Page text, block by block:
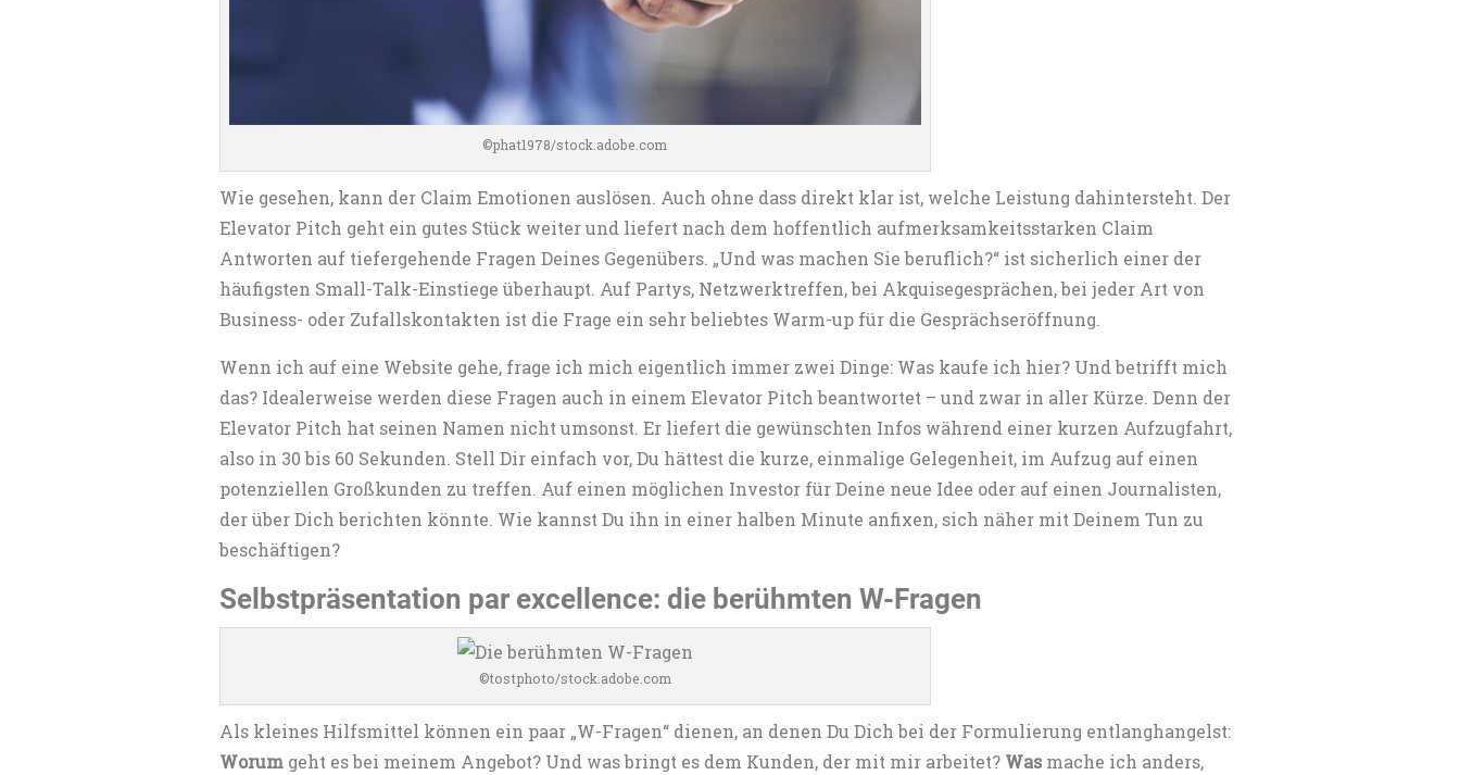
©phat1978/stock.adobe.com
Wie gesehen, kann der Claim Emotionen auslösen. Auch ohne dass direkt klar ist, welche Leistung dahintersteht. Der
Elevator Pitch geht ein gutes Stück weiter und liefert nach dem hoffentlich aufmerksamkeitsstarken Claim
Antworten auf tiefergehende Fragen Deines Gegenübers. „Und was machen Sie beruflich?“ ist sicherlich einer der
häufigsten Small-Talk-Einstiege überhaupt. Auf Partys, Netzwerktreffen, bei Akquisegesprächen, bei jeder Art von
Business- oder Zufallskontakten ist die Frage ein sehr beliebtes Warm-up für die Gesprächseröffnung.
Wenn ich auf eine Website gehe, frage ich mich eigentlich immer zwei Dinge: Was kaufe ich hier? Und betrifft mich
das? Idealerweise werden diese Fragen auch in einem Elevator Pitch beantwortet – und zwar in aller Kürze. Denn der
Elevator Pitch hat seinen Namen nicht umsonst. Er liefert die gewünschten Infos während einer kurzen Aufzugfahrt,
also in 30 bis 60 Sekunden. Stell Dir einfach vor, Du hättest die kurze, einmalige Gelegenheit, im Aufzug auf einen
potenziellen Großkunden zu treffen. Auf einen möglichen Investor für Deine neue Idee oder auf einen Journalisten,
der über Dich berichten könnte. Wie kannst Du ihn in einer halben Minute anfixen, sich näher mit Deinem Tun zu
beschäftigen?
Selbstpräsentation par excellence: die berühmten W-Fragen
©tostphoto/stock.adobe.com
Als kleines Hilfsmittel können ein paar „W-Fragen“ dienen, an denen Du Dich bei der Formulierung entlanghangelst:
Worumgeht es bei meinem Angebot? Und was bringt es dem Kunden, der mit mir arbeitet? Wasmache ich anders,